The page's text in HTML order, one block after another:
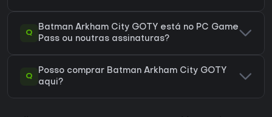
Q
Batman Arkham City GOTY está no PC Game
Pass ou noutras assinaturas?
Q
Posso comprar Batman Arkham City GOTY
aqui?